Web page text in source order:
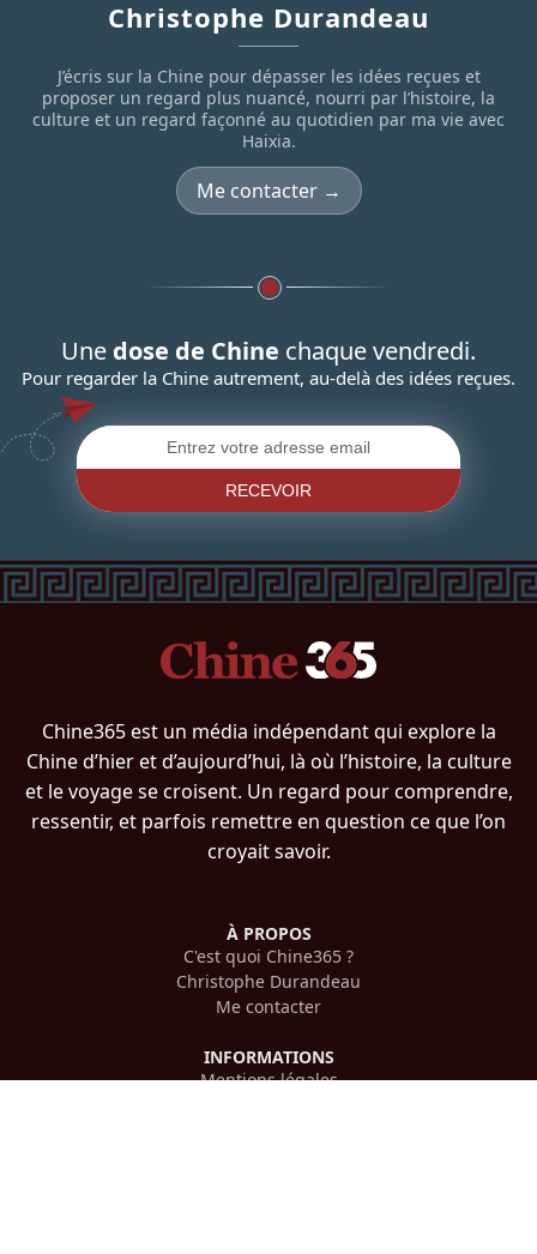
Christophe Durandeau
J’écris sur la Chine pour dépasser les idées reçues et
proposer un regard plus nuancé, nourri par l’histoire, la
culture et un regard façonné au quotidien par ma vie avec
Haixia.
Me contacter →
Une dose de Chine chaque vendredi.
Pour regarder la Chine autrement, au-delà des idées reçues.
RECEVOIR
Chine365 est un média indépendant qui explore la
Chine d’hier et d’aujourd’hui, là où l’histoire, la culture
et le voyage se croisent. Un regard pour comprendre,
ressentir, et parfois remettre en question ce que l’on
croyait savoir.
À PROPOS
C'est quoi Chine365 ?
Christophe Durandeau
Me contacter
INFORMATIONS
Mentions légales